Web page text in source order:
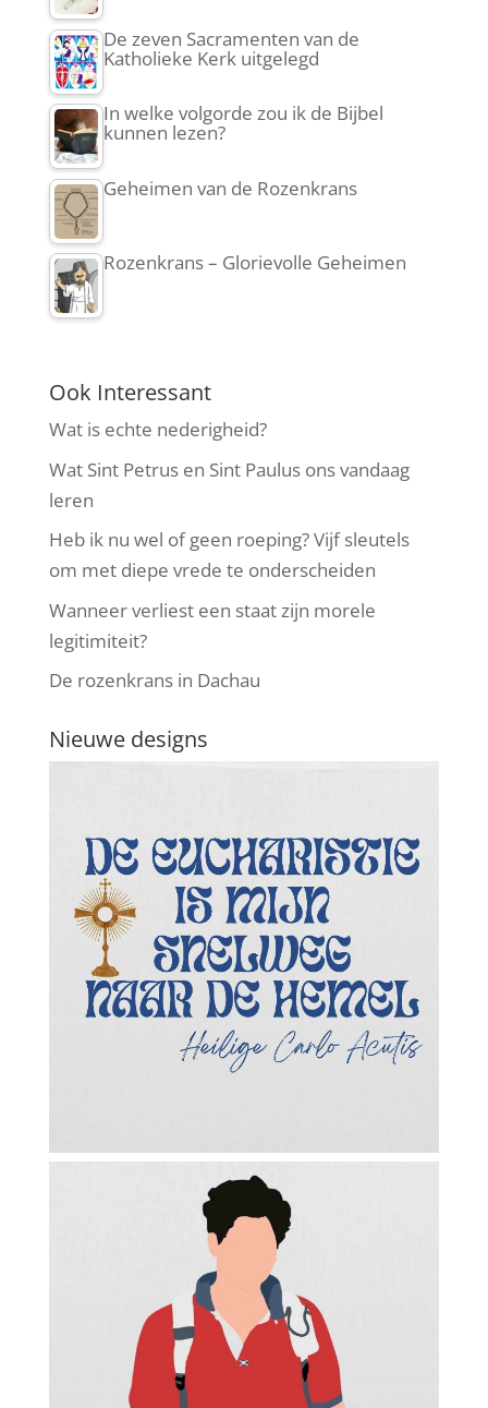
De zeven Sacramenten van de
Katholieke Kerk uitgelegd
In welke volgorde zou ik de Bijbel
kunnen lezen?
Geheimen van de Rozenkrans
Rozenkrans – Glorievolle Geheimen
Ook Interessant
Wat is echte nederigheid?
Wat Sint Petrus en Sint Paulus ons vandaag
leren
Heb ik nu wel of geen roeping? Vijf sleutels
om met diepe vrede te onderscheiden
Wanneer verliest een staat zijn morele
legitimiteit?
De rozenkrans in Dachau
Nieuwe designs